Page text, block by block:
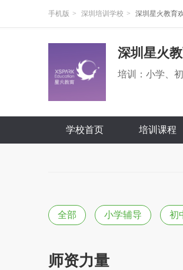
手机版 > 深圳培训学校 > 深圳星火教育
深圳星火
培训：小学、
学校首页 培训课程
全部 小学辅导 初
师资力量